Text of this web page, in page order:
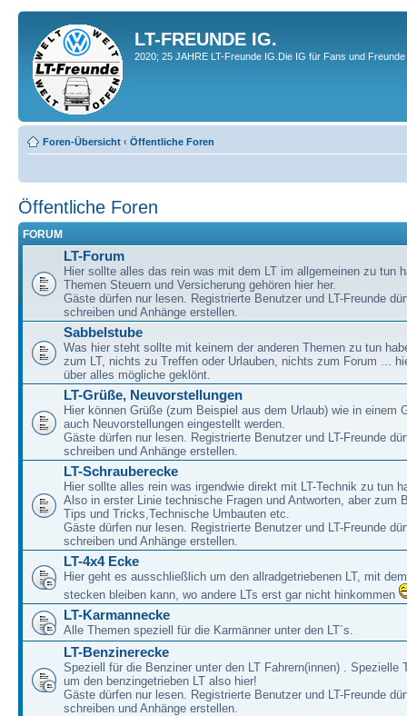
LT-FREUNDE IG.
2020; 25 JAHRE LT-Freunde IG.Die IG für Fans und
Foren-Übersicht ‹ Öffentliche Foren
Öffentliche Foren
FORUM
LT-Forum
Hier sollte alles das rein was mit dem LT im allgemeinen zu tun
Themen Steuern und Versicherung gehören hier her.
Gäste dürfen nur lesen. Registrierte Benutzer und LT-Freunde
schreiben und Anhänge erstellen.
Sabbelstube
Was hier steht sollte mit keinem der anderen Themen zu tun
zum LT, nichts zu Treffen oder Urlauben, nichts zum Forum ...
über alles mögliche geklönt.
LT-Grüße, Neuvorstellungen
Hier können Grüße (zum Beispiel aus dem Urlaub) wie in einem
auch Neuvorstellungen eingestellt werden.
Gäste dürfen nur lesen. Registrierte Benutzer und LT-Freunde
schreiben und Anhänge erstellen.
LT-Schrauberecke
Hier sollte alles rein was irgendwie direkt mit LT-Technik zu tun
Also in erster Linie technische Fragen und Antworten, aber zum
Tips und Tricks,Technische Umbauten etc.
Gäste dürfen nur lesen. Registrierte Benutzer und LT-Freunde
schreiben und Anhänge erstellen.
LT-4x4 Ecke
Hier geht es ausschließlich um den allradgetriebenen LT, mit
stecken bleiben kann, wo andere LTs erst gar nicht hinkommen
LT-Karmannecke
Alle Themen speziell für die Karmänner unter den LT´s.
LT-Benzinerecke
Speziell für die Benziner unter den LT Fahrern(innen) . Spezielle
um den benzingetrieben LT also hier!
Gäste dürfen nur lesen. Registrierte Benutzer und LT-Freunde
schreiben und Anhänge erstellen.